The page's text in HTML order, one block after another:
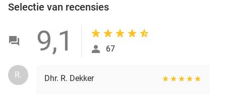
Selectie van recensies
9,1 67
R. Dhr. R. Dekker